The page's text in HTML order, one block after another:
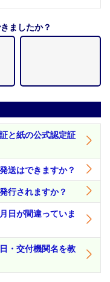
ましたか？
と紙の公式認定証
送はできますか？
行されますか？
日が間違っていま
・交付機関名を教